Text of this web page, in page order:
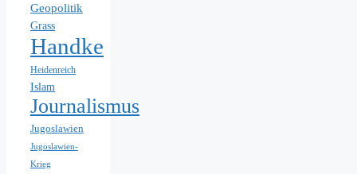
Geopolitik
Grass
Handke
Heidenreich
Islam
Journalismus
Jugoslawien
Jugoslawien-
Krieg